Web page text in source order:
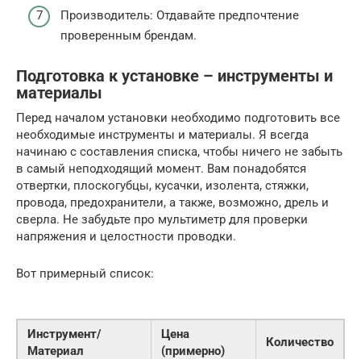
Производитель: Отдавайте предпочтение
проверенным брендам.
Подготовка к установке – инструменты и
материалы
Перед началом установки необходимо подготовить все
необходимые инструменты и материалы. Я всегда
начинаю с составления списка, чтобы ничего не забыть
в самый неподходящий момент. Вам понадобятся
отвертки, плоскогубцы, кусачки, изолента, стяжки,
провода, предохранители, а также, возможно, дрель и
сверла. Не забудьте про мультиметр для проверки
напряжения и целостности проводки.
Вот примерный список:
Инструмент/
Материал
Цена
(примерно)
Количество